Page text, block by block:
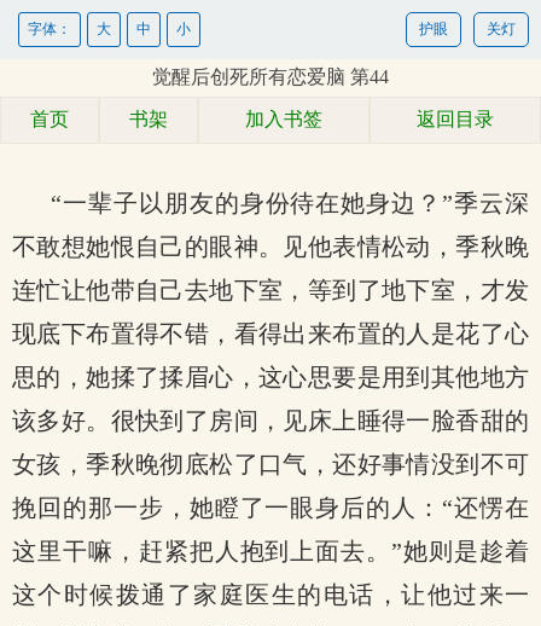
关灯
护眼
字体： 大 中 小
觉醒后创死所有恋爱脑 第44
首页 书架 加入书签 返回目录
“一辈子以朋友的身份待在她身边？”季云深
不敢想她恨自己的眼神。见他表情松动，季秋晚
连忙让他带自己去地下室，等到了地下室，才发
现底下布置得不错，看得出来布置的人是花了心
思的，她揉了揉眉心，这心思要是用到其他地方
该多好。很快到了房间，见床上睡得一脸香甜的
女孩，季秋晚彻底松了口气，还好事情没到不可
挽回的那一步，她瞪了一眼身后的人：“还愣在
这里干嘛，赶紧把人抱到上面去。”她则是趁着
这个时候拨通了家庭医生的电话，让他过来一